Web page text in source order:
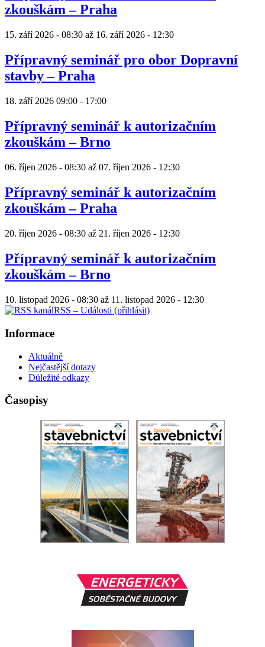
zkouškám – Praha
15. září 2026 - 08:30 až 16. září 2026 - 12:30
Přípravný seminář pro obor Dopravní
stavby – Praha
18. září 2026 09:00 - 17:00
Přípravný seminář k autorizačním
zkouškám – Brno
06. říjen 2026 - 08:30 až 07. říjen 2026 - 12:30
Přípravný seminář k autorizačním
zkouškám – Praha
20. říjen 2026 - 08:30 až 21. říjen 2026 - 12:30
Přípravný seminář k autorizačním
zkouškám – Brno
10. listopad 2026 - 08:30 až 11. listopad 2026 - 12:30
RSS – Události (přihlásit)
Informace
Aktuálně
Nejčastější dotazy
Důležité odkazy
Časopisy